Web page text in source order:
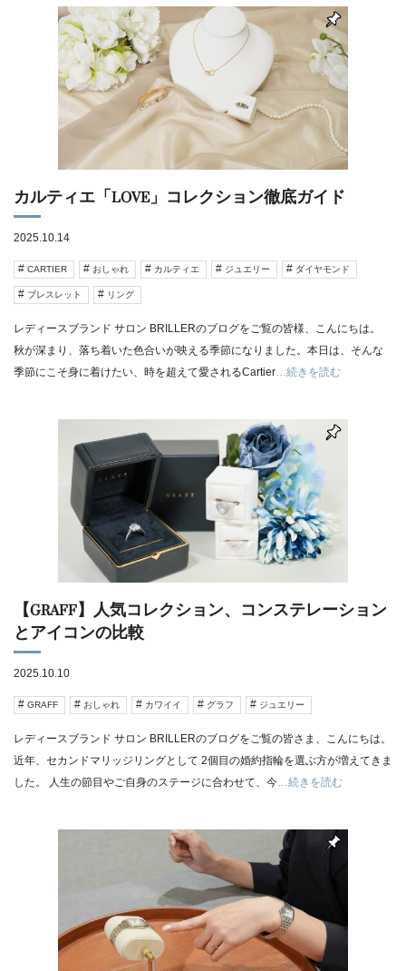
カルティエ「LOVE」コレクション徹底ガイド
2025.10.14
CARTIER おしゃれ カルティエ ジュエリー ダイヤモンド
ブレスレット リング
レディースブランド サロン BRILLERのブログをご覧の皆様、こんにちは。
秋が深まり、落ち着いた色合いが映える季節になりました。本日は、そんな
季節にこそ身に着けたい、時を超えて愛されるCartier…続きを読む
【GRAFF】人気コレクション、コンステレーション
とアイコンの比較
2025.10.10
GRAFF おしゃれ カワイイ グラフ ジュエリー
レディースブランド サロン BRILLERのブログをご覧の皆さま、こんにちは。
近年、セカンドマリッジリングとして 2個目の婚約指輪を選ぶ方が増えてきま
した。 人生の節目やご自身のステージに合わせて、今 …続きを読む